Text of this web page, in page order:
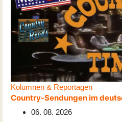
Kolumnen & Reportagen
Country-Sendungen im
06. 08. 2026